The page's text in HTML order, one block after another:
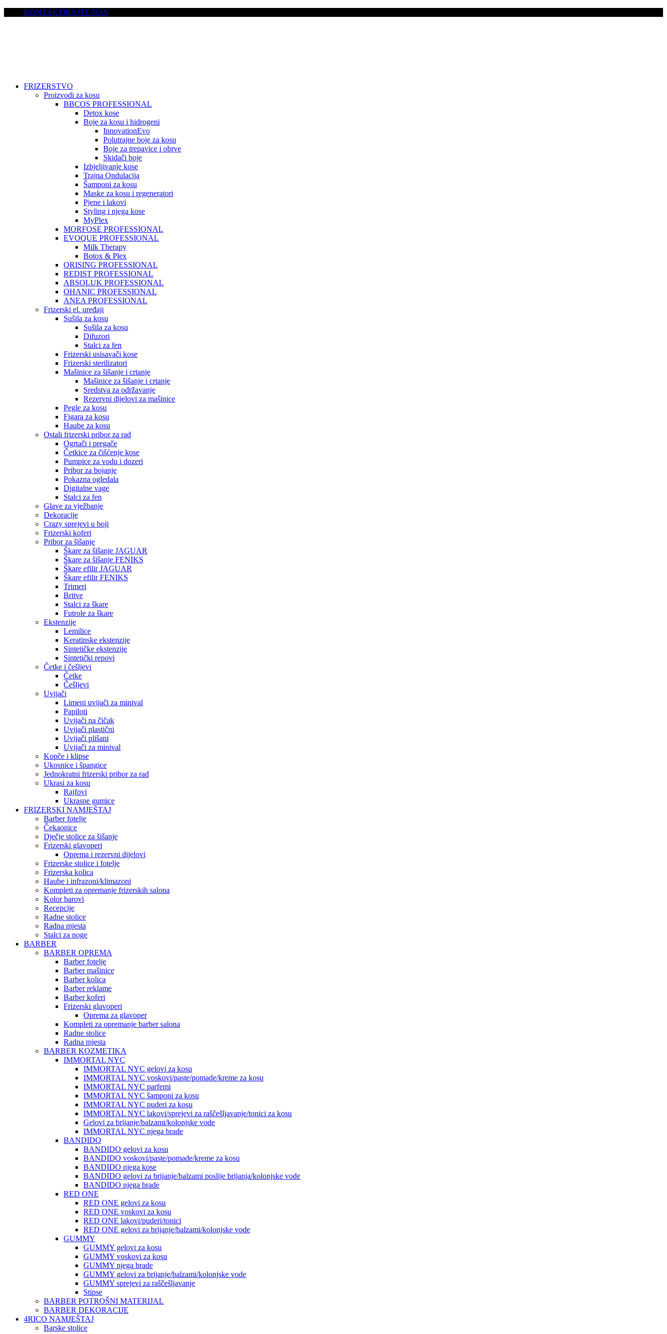
KONTAKTIRAJTE NAS
FRIZERSTVO
Proizvodi za kosu
BBCOS PROFESSIONAL
Detox kose
Boje za kosu i hidrogeni
InnovationEvo
Polutrajne boje za kosu
Boje za trepavice i obrve
Skidači boje
Izbjeljivanje kose
Trajna Ondulacija
Šamponi za kosu
Maske za kosu i regeneratori
Pjene i lakovi
Styling i njega kose
MyPlex
MORFOSE PROFESSIONAL
EVOQUE PROFESSIONAL
Milk Therapy
Botox & Plex
ORISING PROFESSIONAL
REDIST PROFESSIONAL
ABSOLUK PROFESSIONAL
OHANIC PROFESSIONAL
ANEA PROFESSIONAL
Frizerski el. uređaji
Sušila za kosu
Sušila za kosu
Difuzori
Stalci za fen
Frizerski usisavači kose
Frizerski sterilizatori
Mašinice za šišanje i crtanje
Mašinice za šišanje i crtanje
Sredstva za održavanje
Rezervni dijelovi za mašinice
Pegle za kosu
Figara za kosu
Haube za kosu
Ostali frizerski pribor za rad
Ogrtači i pregače
Četkice za čišćenje kose
Pumpice za vodu i dozeri
Pribor za bojanje
Pokazna ogledala
Digitalne vage
Stalci za fen
Glave za vježbanje
Dekoracije
Crazy sprejevi u boji
Frizerski koferi
Pribor za šišanje
Škare za šišanje JAGUAR
Škare za šišanje FENIKS
Škare efilir JAGUAR
Škare efilir FENIKS
Trimeri
Britve
Stalci za škare
Futrole za škare
Ekstenzije
Lemilice
Keratinske ekstenzije
Sintetičke ekstenzije
Sintetički repovi
Četke i češljevi
Četke
Češljevi
Uvijači
Limeni uvijači za minival
Papiloti
Uvijači na čičak
Uvijači plastični
Uvijači plišani
Uvijači za minival
Kopče i klipse
Ukosnice i špangice
Jednokratni frizerski pribor za rad
Ukrasi za kosu
Rajfovi
Ukrasne gumice
FRIZERSKI NAMJEŠTAJ
Barber fotelje
Čekaonice
Dječje stolice za šišanje
Frizerski glavoperi
Oprema i rezervni dijelovi
Frizerske stolice i fotelje
Frizerska kolica
Haube i infrazoni/klimazoni
Kompleti za opremanje frizerskih salona
Kolor barovi
Recepcije
Radne stolice
Radna mjesta
Stalci za noge
BARBER
BARBER OPREMA
Barber fotelje
Barber mašinice
Barber kolica
Barber reklame
Barber koferi
Frizerski glavoperi
Oprema za glavoper
Kompleti za opremanje barber salona
Radne stolice
Radna mjesta
BARBER KOZMETIKA
IMMORTAL NYC
IMMORTAL NYC gelovi za kosu
IMMORTAL NYC voskovi/paste/pomade/kreme za kosu
IMMORTAL NYC parfemi
IMMORTAL NYC šamponi za kosu
IMMORTAL NYC puderi za kosu
IMMORTAL NYC lakovi/sprejevi za raščešljavanje/tonici za kosu
Gelovi za brijanje/balzami/kolonjske vode
IMMORTAL NYC njega brade
BANDIDO
BANDIDO gelovi za kosu
BANDIDO voskovi/paste/pomade/kreme za kosu
BANDIDO njega kose
BANDIDO gelovi za brijanje/balzami poslije brijanja/kolonjske vode
BANDIDO njega brade
RED ONE
RED ONE gelovi za kosu
RED ONE voskovi za kosu
RED ONE lakovi/puderi/tonici
RED ONE gelovi za brijanje/balzami/kolonjske vode
GUMMY
GUMMY gelovi za kosu
GUMMY voskovi za kosu
GUMMY njega brade
GUMMY gelovi za brijanje/balzami/kolonjske vode
GUMMY sprejevi za raščešljavanje
Stipse
BARBER POTROŠNI MATERIJAL
BARBER DEKORACIJE
4RICO NAMJEŠTAJ
Barske stolice